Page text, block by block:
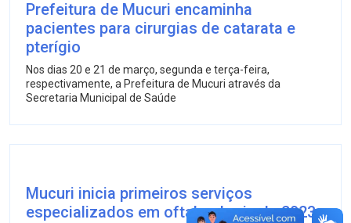
Prefeitura de Mucuri encaminha
pacientes para cirurgias de catarata e
pterígio
Nos dias 20 e 21 de março, segunda e terça-feira,
respectivamente, a Prefeitura de Mucuri através da
Secretaria Municipal de Saúde
Mucuri inicia primeiros serviços
especializados em oftalmologia de 2023